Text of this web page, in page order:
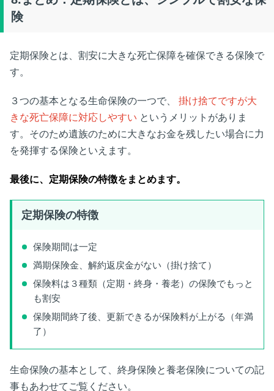
険
定期保険とは、割安に大きな死亡保障を確保できる保険で
す。
３つの基本となる生命保険の一つで、 掛け捨てですが大
きな死亡保障に対応しやすい というメリットがありま
す。そのため遺族のために大きなお金を残したい場合に力
を発揮する保険といえます。
最後に、定期保険の特徴をまとめます。
定期保険の特徴
保険期間は一定
満期保険金、解約返戻金がない（掛け捨て）
保険料は３種類（定期・終身・養老）の保険でもっと
も割安
保険期間終了後、更新できるが保険料が上がる（年満
了）
生命保険の基本として、終身保険と養老保険についての記
事もあわせてご覧ください。